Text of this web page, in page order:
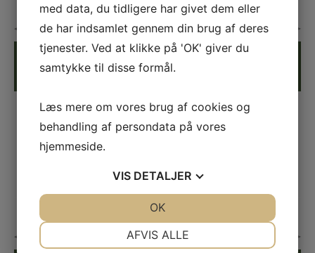
Laguiole Aubrac Juniper - Champagnesabel -
Enebærtræ
Pris:
Orginal Laguiole Aubrac Juniper -
Levers i sort æske
med data, du tidligere har givet dem eller
de har indsamlet gennem din brug af deres
tjenester. Ved at klikke på 'OK' giver du
samtykke til disse formål.
Læs mere om vores brug af cookies og
behandling af persondata på vores
hjemmeside.
VIS DETALJER
AFVIS ALLE
OK